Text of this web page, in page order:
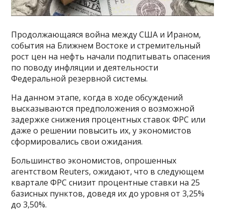
Продолжающаяся война между США и Ираном,
события на Ближнем Востоке и стремительный
рост цен на нефть начали подпитывать опасения
по поводу инфляции и деятельности
Федеральной резервной системы.
На данном этапе, когда в ходе обсуждений
высказываются предположения о возможной
задержке снижения процентных ставок ФРС или
даже о решении повысить их, у экономистов
сформировались свои ожидания.
Большинство экономистов, опрошенных
агентством Reuters, ожидают, что в следующем
квартале ФРС снизит процентные ставки на 25
базисных пунктов, доведя их до уровня от 3,25%
до 3,50%.